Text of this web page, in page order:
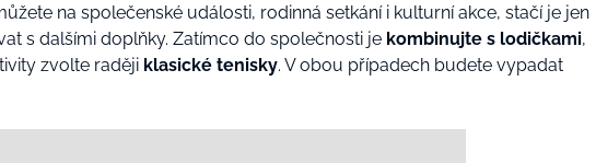
na společenské události, rodinná setkání i kulturní akce, stačí je jen
s dalšími doplňky. Zatímco do společnosti je kombinujte s lodičkami,
zvolte raději klasické tenisky. V obou případech budete vypadat